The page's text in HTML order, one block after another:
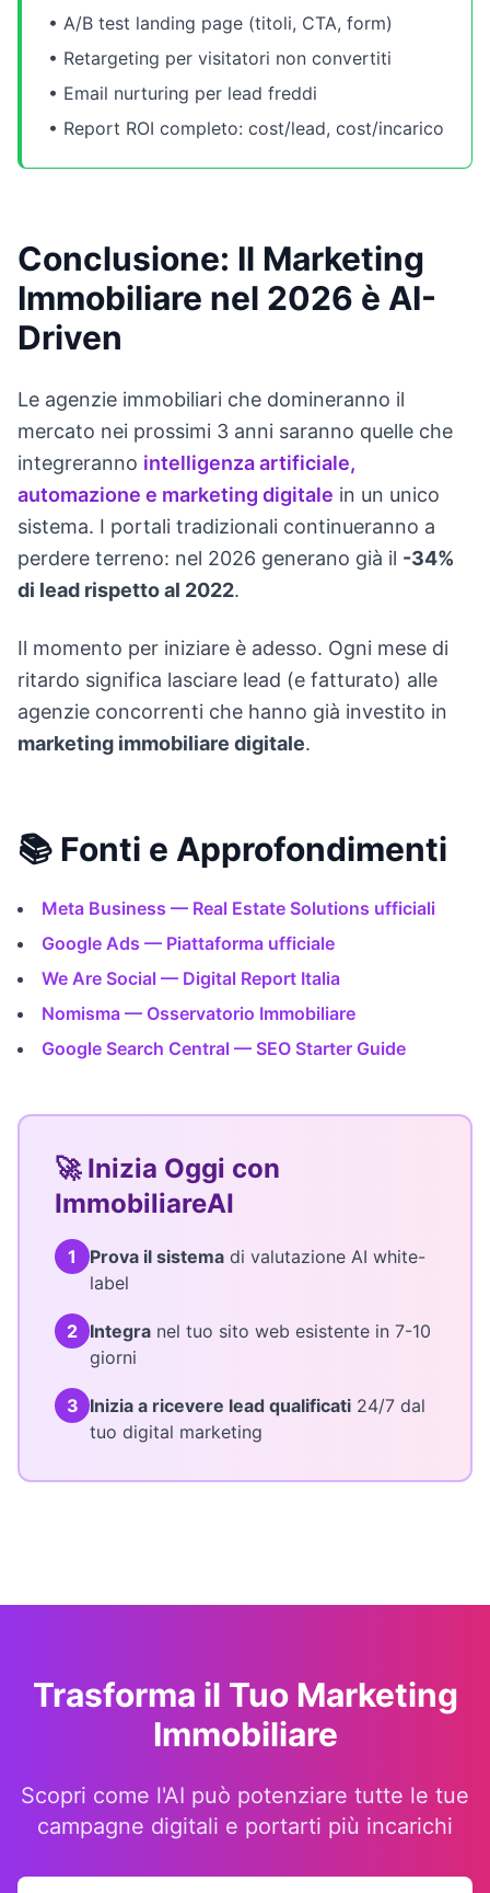
• A/B test landing page (titoli, CTA, form)
• Retargeting per visitatori non convertiti
• Email nurturing per lead freddi
• Report ROI completo: cost/lead, cost/incarico
Conclusione: Il Marketing
Immobiliare nel 2026 è AI-
Driven
Le agenzie immobiliari che domineranno il
mercato nei prossimi 3 anni saranno quelle che
integreranno intelligenza artificiale,
automazione e marketing digitale in un unico
sistema. I portali tradizionali continueranno a
perdere terreno: nel 2026 generano già il -34%
di lead rispetto al 2022.
Il momento per iniziare è adesso. Ogni mese di
ritardo significa lasciare lead (e fatturato) alle
agenzie concorrenti che hanno già investito in
marketing immobiliare digitale.
📚 Fonti e Approfondimenti
Meta Business — Real Estate Solutions ufficiali
Google Ads — Piattaforma ufficiale
We Are Social — Digital Report Italia
Nomisma — Osservatorio Immobiliare
Google Search Central — SEO Starter Guide
🚀 Inizia Oggi con
ImmobiliareAI
1 Prova il sistema di valutazione AI white-
label
2 Integra nel tuo sito web esistente in 7-10
giorni
3 Inizia a ricevere lead qualificati 24/7 dal
tuo digital marketing
Trasforma il Tuo Marketing
Immobiliare
Scopri come l'AI può potenziare tutte le tue
campagne digitali e portarti più incarichi